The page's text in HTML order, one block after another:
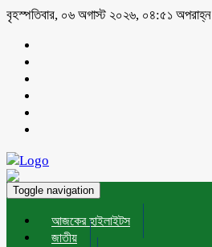
বৃহস্পতিবার, ০৬ অগাস্ট ২০২৬, ০৪:৫১ অপরাহ্ন
Toggle navigation
আজকের হাইলাইটস
জাতীয়